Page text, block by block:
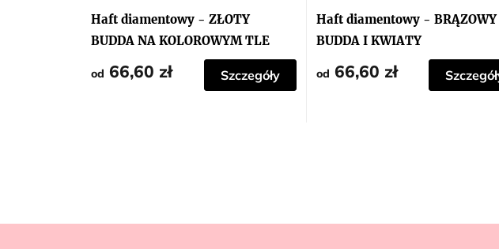
Haft diamentowy - ZŁOTY
BUDDA NA KOLOROWYM TLE
od 66,60 zł Szczegóły
Haft diamentowy - BRĄZOWY
BUDDA I KWIATY
od 66,60 zł